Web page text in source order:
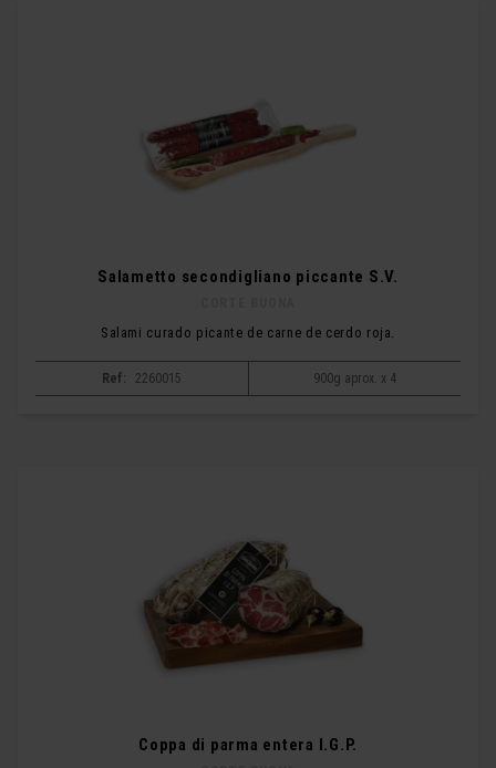
Salametto secondigliano piccante S.V.
Salami curado picante de carne de cerdo roja.
Ref: 2260015 900g aprox. x 4
Coppa di parma entera I.G.P.